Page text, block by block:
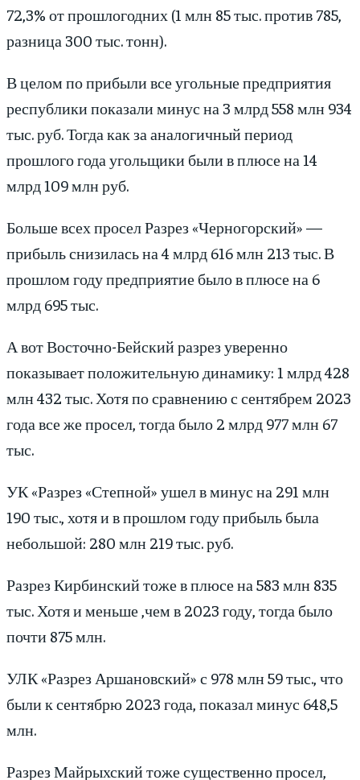
72,3% от прошлогодних (1 млн 85 тыс. против 785,
разница 300 тыс. тонн).
В целом по прибыли все угольные предприятия
республики показали минус на 3 млрд 558 млн 934
тыс. руб. Тогда как за аналогичный период
прошлого года угольщики были в плюсе на 14
млрд 109 млн руб.
Больше всех просел Разрез «Черногорский» —
прибыль снизилась на 4 млрд 616 млн 213 тыс. В
прошлом году предприятие было в плюсе на 6
млрд 695 тыс.
А вот Восточно-Бейский разрез уверенно
показывает положительную динамику: 1 млрд 428
млн 432 тыс. Хотя по сравнению с сентябрем 2023
года все же просел, тогда было 2 млрд 977 млн 67
тыс.
УК «Разрез «Степной» ушел в минус на 291 млн
190 тыс., хотя и в прошлом году прибыль была
небольшой: 280 млн 219 тыс. руб.
Разрез Кирбинский тоже в плюсе на 583 млн 835
тыс. Хотя и меньше ,чем в 2023 году, тогда было
почти 875 млн.
УЛК «Разрез Аршановский» с 978 млн 59 тыс., что
были к сентябрю 2023 года, показал минус 648,5
млн.
Разрез Майрыхский тоже существенно просел,